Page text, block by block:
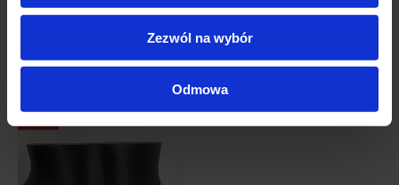
Zezwól na wybór
Odmowa
Dostępne rozmiary
XXXL46
Dostępne rozmiary
XXL44